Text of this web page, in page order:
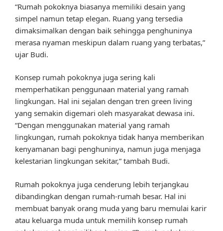
“Rumah pokoknya biasanya memiliki desain yang
simpel namun tetap elegan. Ruang yang tersedia
dimaksimalkan dengan baik sehingga penghuninya
merasa nyaman meskipun dalam ruang yang terbatas,”
ujar Budi.
Konsep rumah pokoknya juga sering kali
memperhatikan penggunaan material yang ramah
lingkungan. Hal ini sejalan dengan tren green living
yang semakin digemari oleh masyarakat dewasa ini.
“Dengan menggunakan material yang ramah
lingkungan, rumah pokoknya tidak hanya memberikan
kenyamanan bagi penghuninya, namun juga menjaga
kelestarian lingkungan sekitar,” tambah Budi.
Rumah pokoknya juga cenderung lebih terjangkau
dibandingkan dengan rumah-rumah besar. Hal ini
membuat banyak orang muda yang baru memulai karir
atau keluarga muda untuk memilih konsep rumah